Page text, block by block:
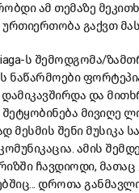
ამ თემაზე
გაქვთ
ს შემოდგომა/
ეს ნაწარმოები
და
მივიღე
შენი მუსიკა
ამის
ჩავდიოდი,
დროთა